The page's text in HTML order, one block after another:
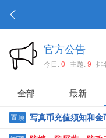
官方公告
今日: 0 主题: 9 排
全部 最新
置顶 写真币充值须知和